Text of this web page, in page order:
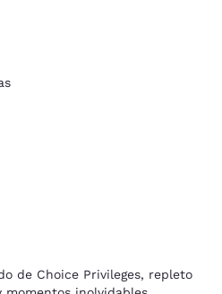
de Choice Privileges, repleto